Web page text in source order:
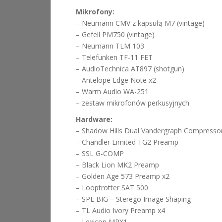
Mikrofony:
– Neumann CMV z kapsułą M7 (vintage)
– Gefell PM750 (vintage)
– Neumann TLM 103
– Telefunken TF-11 FET
– AudioTechnica AT897 (shotgun)
– Antelope Edge Note x2
– Warm Audio WA-251
– zestaw mikrofonów perkusyjnych
Hardware:
– Shadow Hills Dual Vandergraph
– Chandler Limited TG2 Preamp
– SSL G-COMP
– Black Lion MK2 Preamp
– Golden Age 573 Preamp x2
– Looptrotter SAT 500
– SPL BIG – Sterego Image Shaping
– TL Audio Ivory Preamp x4